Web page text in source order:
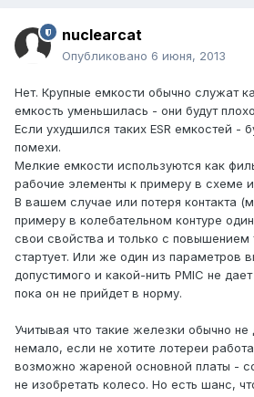
nuclearcat
Опубликовано 6 июня, 2013
Нет. Крупные емкости обычно служат
емкость уменьшилась - они будут
Если ухудшился таких ESR емкостей -
помехи.
Мелкие емкости используются как
рабочие элементы к примеру в схеме
В вашем случае или потеря контакта
примеру в колебательном контуре
свои свойства и только с повышением
стартует. Или же один из параметров
допустимого и какой-нить PMIC не
пока он не прийдет в норму.
Учитывая что такие железки обычно
немало, если не хотите лотереи
возможно жареной основной платы -
не изобретать колесо. Но есть шанс,